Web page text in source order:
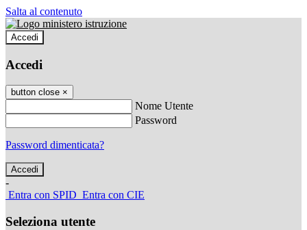
Salta al contenuto
Accedi
Accedi
button close ×
Nome Utente
Password
Password dimenticata?
-
Entra con SPID Entra con CIE
Seleziona utente